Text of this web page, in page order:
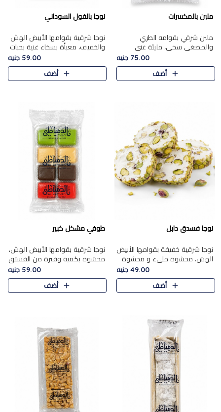
ملبن بالمكسرات
ملبن شرقي بقوامه الطري
والمضغي سخي، مليئة غني
بتشكيلة فاخرة من المكسرات
مشكلة المختارة التي تقدم تضيف
قرمشة مميزة مرضية ونكهة
75.00 جنيه
أضف
نوجا بالفول السوداني
نوجا شرقية بقوامها الأبيض الهش
والخفيف، معبأة بسخاء غنية بحبات
الفول السوداني المحمص التي
يقدم تضيف قرمشة مميزة مرضية
وتوازنًا رائعًا مع حلا..
59.00 جنيه
أضف
نوجا فسدق دابل
نوجا شرقية خفيفة بقوامها الأبيض
الهش، محشوة مليء و محشوة
بـكمية وفيرة من الفستق الفاخر
لتمنحك نكهة مكسرات غنية
وقرمشة مميزة في كل قطعة و
49.00 جنيه
أضف
طوفي مشكل كبير
نوجا شرقية بقوامها الأبيض الهش،
محشوة بكمية وفيرة من الفستق
الفاخر لتمنحك نكهة غنية وقرمشة
مميزة في كل قطعة، لتجربة تجمع
بين الفخامة والمذاق..
59.00 جنيه
أضف